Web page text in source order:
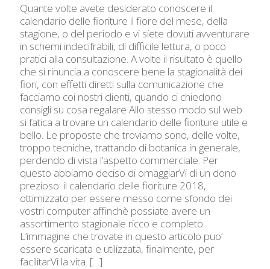
Quante volte avete desiderato conoscere il
calendario delle fioriture il fiore del mese, della
stagione, o del periodo e vi siete dovuti avventurare
in schemi indecifrabili, di difficile lettura, o poco
pratici alla consultazione. A volte il risultato è quello
che si rinuncia a conoscere bene la stagionalità dei
fiori, con effetti diretti sulla comunicazione che
facciamo coi nostri clienti, quando ci chiedono
consigli su cosa regalare Allo stesso modo sul web
si fatica a trovare un calendario delle fioriture utile e
bello. Le proposte che troviamo sono, delle volte,
troppo tecniche, trattando di botanica in generale,
perdendo di vista l’aspetto commerciale. Per
questo abbiamo deciso di omaggiarVi di un dono
prezioso: il calendario delle fioriture 2018,
ottimizzato per essere messo come sfondo dei
vostri computer affinchè possiate avere un
assortimento stagionale ricco e completo.
L’immagine che trovate in questo articolo puo’
essere scaricata e utilizzata, finalmente, per
facilitarVi la vita. […]